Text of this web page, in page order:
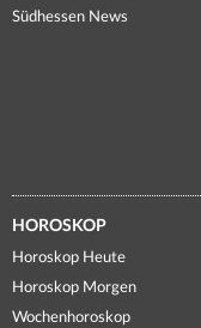
Südhessen News
HOROSKOP
Horoskop Heute
Horoskop Morgen
Wochenhoroskop